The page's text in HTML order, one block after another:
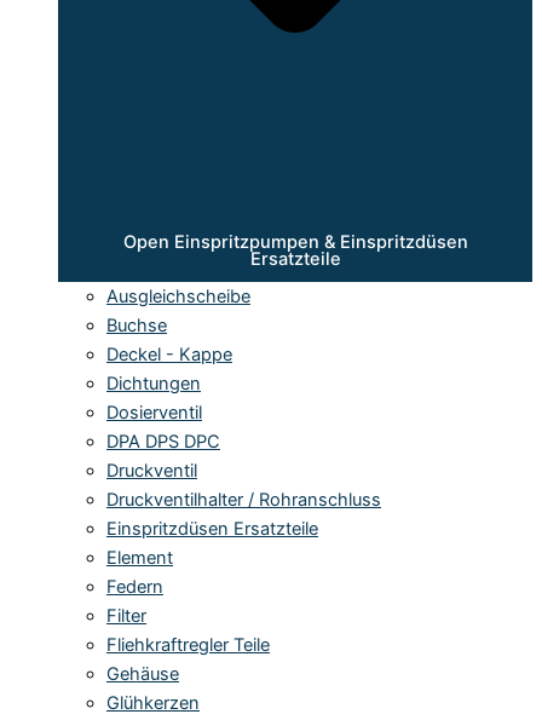
Open Einspritzpumpen & Einspritzdüsen
Ersatzteile
Ausgleichscheibe
Buchse
Deckel - Kappe
Dichtungen
Dosierventil
DPA DPS DPC
Druckventil
Druckventilhalter / Rohranschluss
Einspritzdüsen Ersatzteile
Element
Federn
Filter
Fliehkraftregler Teile
Gehäuse
Glühkerzen